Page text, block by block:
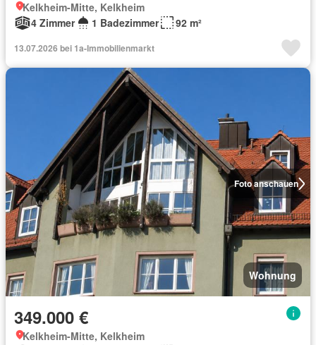
Kelkheim-Mitte, Kelkheim
4 Zimmer
1 Badezimmer 92 m²
13.07.2026 bei 1a-Immobilienmarkt
Foto anschauen
Wohnung
349.000 €
Kelkheim-Mitte, Kelkheim